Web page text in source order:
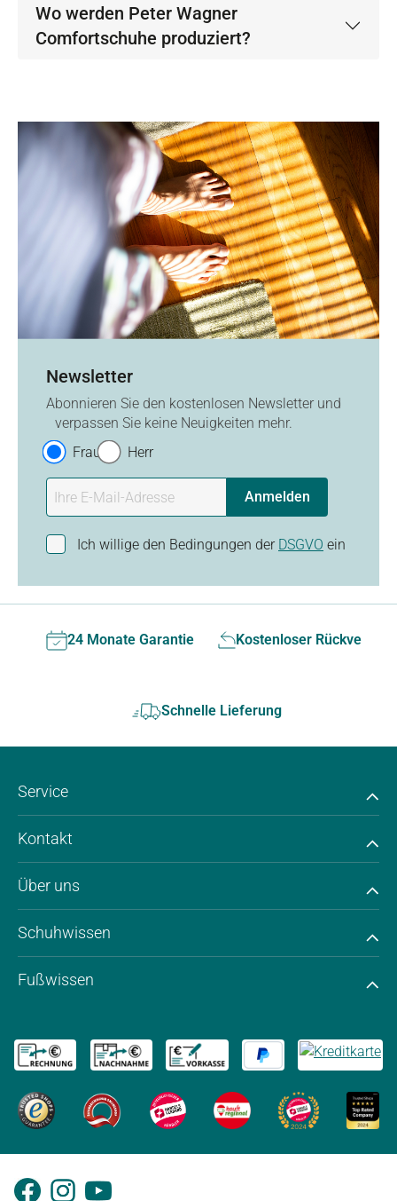
Wo werden Peter Wagner
Comfortschuhe produziert?
Newsletter
Abonnieren Sie den kostenlosen Newsletter und
verpassen Sie keine Neuigkeiten mehr.
Frau
Herr
Anmelden
Ich willige den Bedingungen der DSGVO ein
24 Monate Garantie Kostenloser Rückversand
Schnelle Lieferung
Service
Kontakt
Über uns
Schuhwissen
Fußwissen